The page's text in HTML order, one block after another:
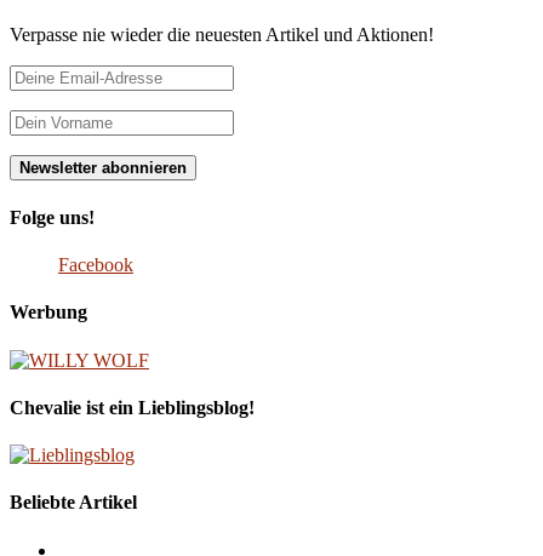
Verpasse nie wieder die neuesten Artikel und Aktionen!
Folge uns!
Facebook
Werbung
Chevalie ist ein Lieblingsblog!
Beliebte Artikel